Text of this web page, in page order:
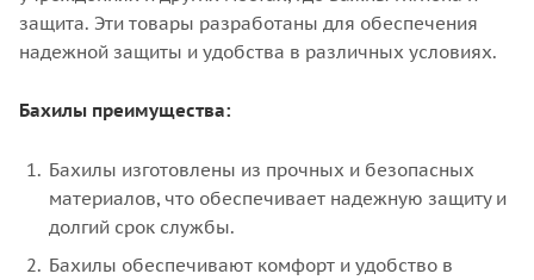
защита. Эти товары разработаны для обеспечения
надежной защиты и удобства в различных условиях.
Бахилы преимущества:
Бахилы изготовлены из прочных и безопасных
материалов, что обеспечивает надежную защиту и
долгий срок службы.
Бахилы обеспечивают комфорт и удобство в